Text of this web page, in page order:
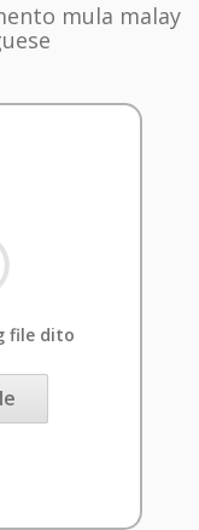
mula malay
file dito